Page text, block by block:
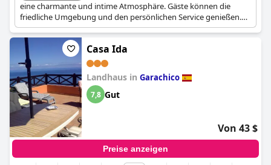
eine charmante und intime Atmosphäre. Gäste können die
friedliche Umgebung und den persönlichen Service genießen.
Das Hotel bietet ein einzigartiges kulturelles Erlebnis mit
traditioneller Architektur.
Casa Ida
Landhaus in Garachico
7,8 Gut
Von 43 $
Preise anzeigen